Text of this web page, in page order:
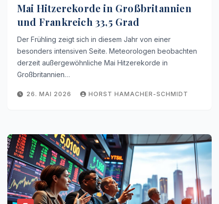
Mai Hitzerekorde in Großbritannien
und Frankreich 33,5 Grad
Der Frühling zeigt sich in diesem Jahr von einer
besonders intensiven Seite. Meteorologen beobachten
derzeit außergewöhnliche Mai Hitzerekorde in
Großbritannien…
26. MAI 2026 HORST HAMACHER-SCHMIDT